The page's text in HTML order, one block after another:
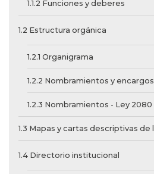
1.1.2 Funciones y deberes
1.2 Estructura orgánica
1.2.1 Organigrama
1.2.2 Nombramientos y
1.2.3 Nombramientos - Ley 2080
1.3 Mapas y cartas descriptivas de
1.4 Directorio institucional